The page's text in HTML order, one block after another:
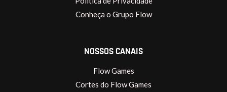
Conheça o Grupo Flow
NOSSOS CANAIS
Flow Games
Cortes do Flow Games